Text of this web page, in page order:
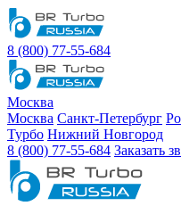
8 (800) 77-55-684
Москва
Москва Санкт-Петербург
Турбо Нижний Новгород
8 (800) 77-55-684 Заказать